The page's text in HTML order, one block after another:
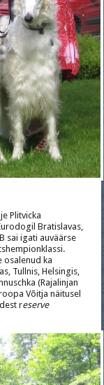
Plitvicka
Bratislavas,
sai igati auväärse
osalenud ka
Tullnis, Helsingis,
(Rajalinjan
Võitja näitusel
reserve